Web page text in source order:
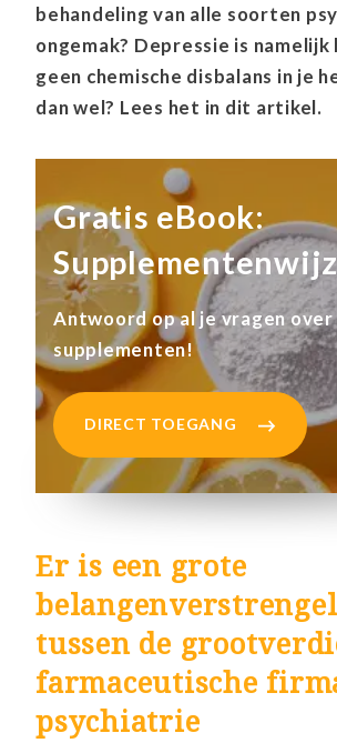
behandeling van alle soorten
ongemak? Depressie is namelijk
geen chemische disbalans in je
dan wel? Lees het in dit artikel.
Gratis eBook:
Antwoord op al je vragen over
supplementen!
DIRECT TOEGANG
Er is een grote
tussen de
farmaceutische
psychiatrie